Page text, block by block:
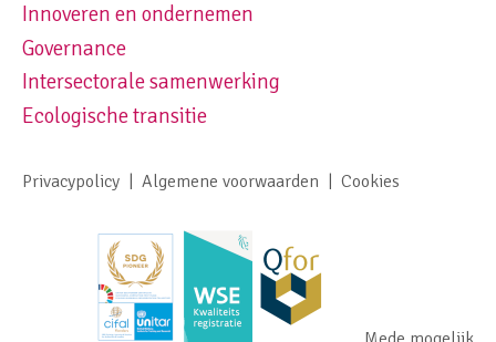
Footer navigation right
Innoveren en ondernemen
Governance
Intersectorale samenwerking
Ecologische transitie
Footer meta navigation
Privacypolicy Algemene voorwaarden Cookies